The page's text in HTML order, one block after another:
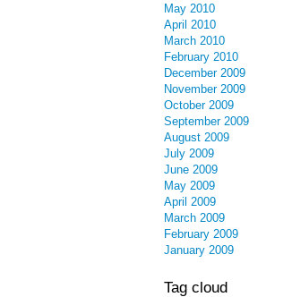
May 2010
April 2010
March 2010
February 2010
December 2009
November 2009
October 2009
September 2009
August 2009
July 2009
June 2009
May 2009
April 2009
March 2009
February 2009
January 2009
Tag cloud